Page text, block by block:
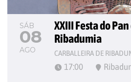
SÁB
08
AGO
XXIII Festa do
Ribadumia
CARBALLEIRA DE
17:00